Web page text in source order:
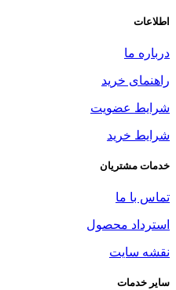
اطلاعات
درباره ما
راهنمای خرید
شرایط عضویت
شرایط خرید
خدمات مشتریان
تماس با ما
استرداد محصول
نقشه سایت
سایر خدمات